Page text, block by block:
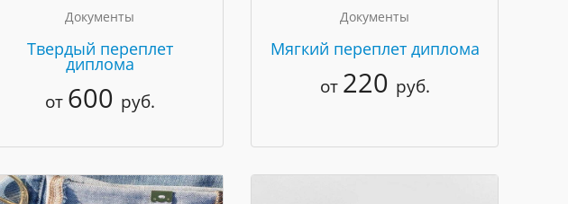
Документы
Твердый переплет
диплома
от 600 руб.
Документы
Мягкий переплет диплома
от 220 руб.